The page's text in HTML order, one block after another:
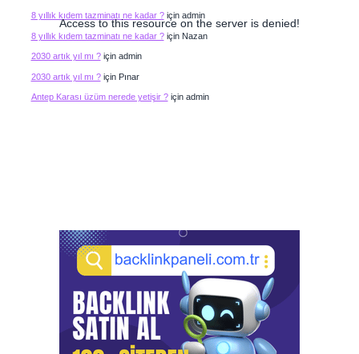
8 yıllık kıdem tazminatı ne kadar ?için admin
8 yıllık kıdem tazminatı ne kadar ?için Nazan
2030 artık yıl mı ?için admin
2030 artık yıl mı ?için Pınar
Antep Karası üzüm nerede yetişir ?için admin
Access to this resource on the server is denied!